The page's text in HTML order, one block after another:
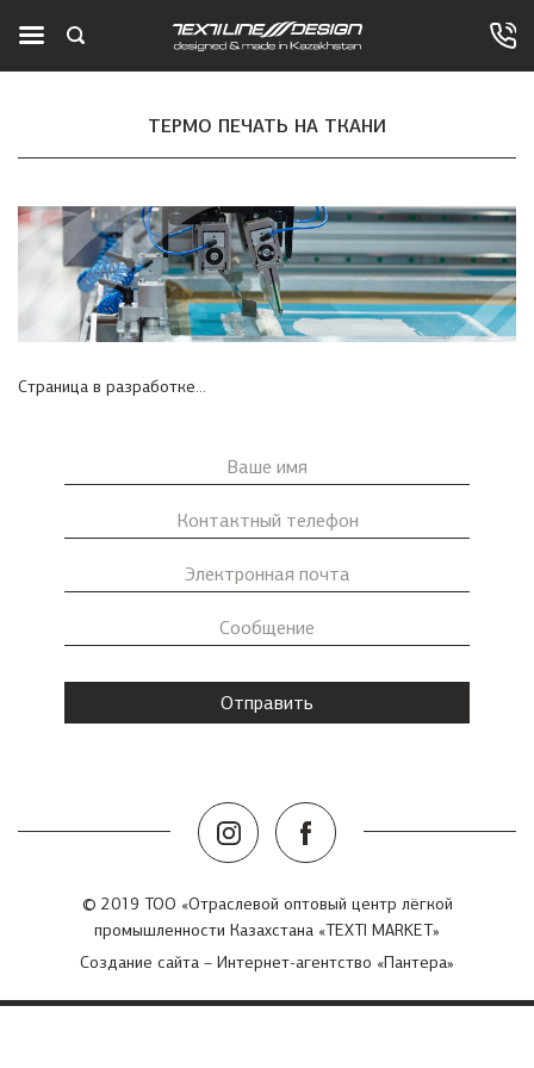
ТЕРМО ПЕЧАТЬ НА ТКАНИ
Страница в разработке...
© 2019 ТОО «Отраслевой оптовый центр лёгкой
промышленности Казахстана «TEXTI MARKET»
Создание сайта – Интернет-агентство «Пантера»